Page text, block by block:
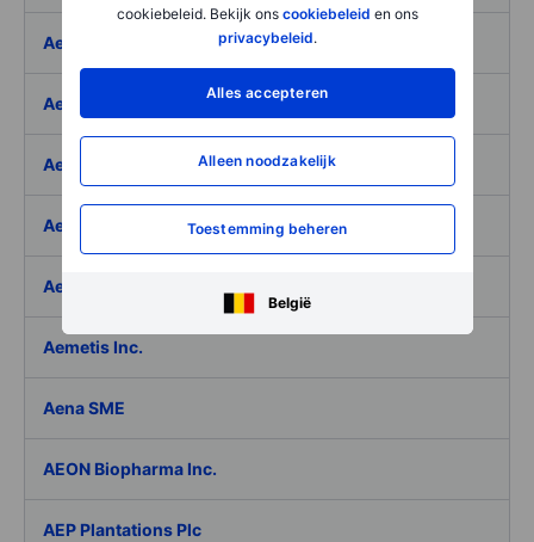
cookiebeleid. Bekijk ons cookiebeleid en ons
privacybeleid.
Alles accepteren
Alleen noodzakelijk
Toestemming beheren
België
Aeffe
Aegon Ltd
Aegon Ltd. - ADR
Aehr Test Systems
Aeluma Inc.
Aemetis Inc.
Aena SME
AEON Biopharma Inc.
AEP Plantations Plc